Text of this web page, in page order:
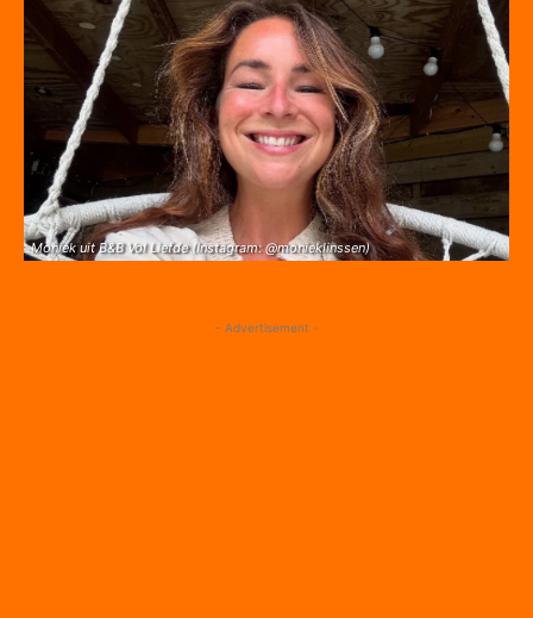
Moniek uit B&B Vol Liefde (Instagram: @monieklinssen)
- Advertisement -